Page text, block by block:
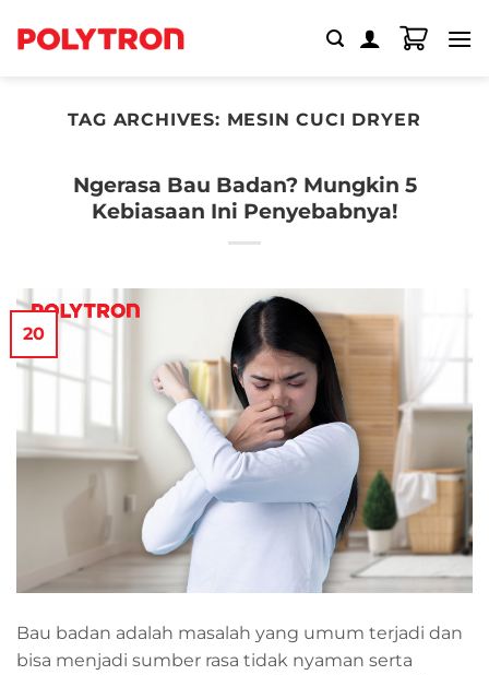
TAG ARCHIVES: MESIN CUCI DRYER
Ngerasa Bau Badan? Mungkin 5
Kebiasaan Ini Penyebabnya!
20
Bau badan adalah masalah yang umum terjadi dan
bisa menjadi sumber rasa tidak nyaman serta